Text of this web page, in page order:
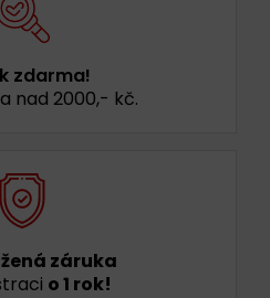
zdarma!
nad 2000,- kč.
záruka
o 1 rok!